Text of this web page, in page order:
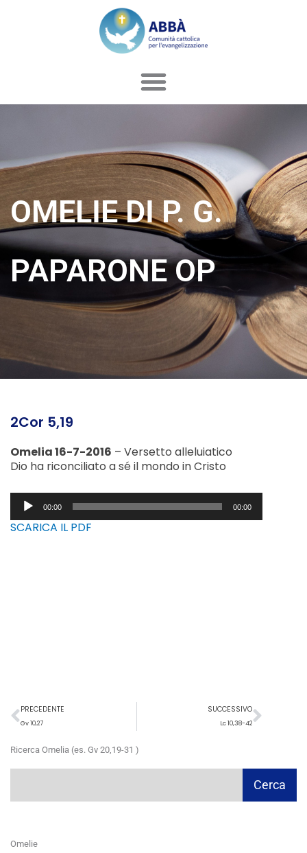
OMELIE DI P. G.
PAPARONE OP
2Cor 5,19
Omelia 16-7-2016 – Versetto alleluiatico
Dio ha riconciliato a sé il mondo in Cristo
Audio
Player00:00 00:00
SCARICA IL PDF
Precedente
PRECEDENTE
Gv 10,27
SUCCESSIVO
Lc 10,38-42
Ricerca Omelia (es. Gv 20,19-31 )
Cerca
Omelie